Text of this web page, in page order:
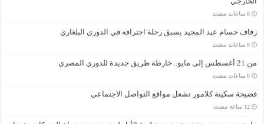
‏8 ساعات مضت
زفاف حسام عبد المجيد يسبق رحلة احترافه في الدوري البلغاري
‏8 ساعات مضت
من 21 أغسطس إلى مايو.. خارطة طريق جديدة للدوري المصري
‏8 ساعات مضت
فضيحة سكينة كلامور تشعل مواقع التواصل الاجتماعي
‏12 ساعة مضت